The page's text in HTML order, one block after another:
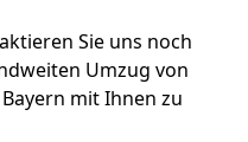
Sie uns noch
Umzug von
mit Ihnen zu